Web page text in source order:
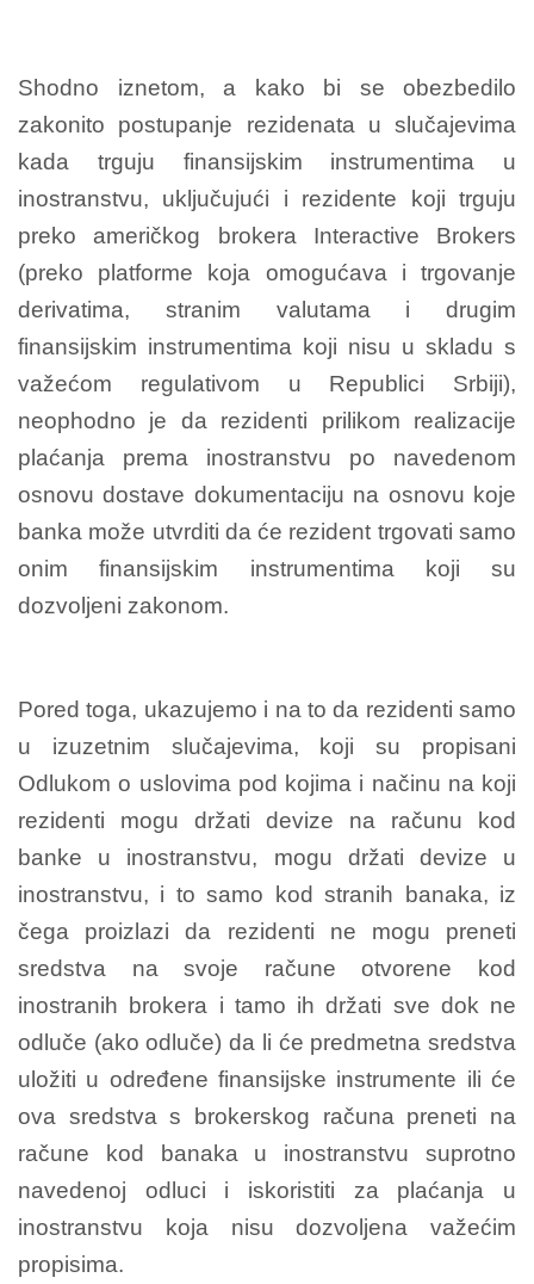
Shodno iznetom, a kako bi se obezbedilo
zakonito postupanje rezidenata u slučajevima
kada trguju finansijskim instrumentima u
inostranstvu, uključujući i rezidente koji trguju
preko američkog brokera Interactive Brokers
(preko platforme koja omogućava i trgovanje
derivatima, stranim valutama i drugim
finansijskim instrumentima koji nisu u skladu s
važećom regulativom u Republici Srbiji),
neophodno je da rezidenti prilikom realizacije
plaćanja prema inostranstvu po navedenom
osnovu dostave dokumentaciju na osnovu koje
banka može utvrditi da će rezident trgovati samo
onim finansijskim instrumentima koji su
dozvoljeni zakonom.
Pored toga, ukazujemo i na to da rezidenti samo
u izuzetnim slučajevima, koji su propisani
Odlukom o uslovima pod kojima i načinu na koji
rezidenti mogu držati devize na računu kod
banke u inostranstvu, mogu držati devize u
inostranstvu, i to samo kod stranih banaka, iz
čega proizlazi da rezidenti ne mogu preneti
sredstva na svoje račune otvorene kod
inostranih brokera i tamo ih držati sve dok ne
odluče (ako odluče) da li će predmetna sredstva
uložiti u određene finansijske instrumente ili će
ova sredstva s brokerskog računa preneti na
račune kod banaka u inostranstvu suprotno
navedenoj odluci i iskoristiti za plaćanja u
inostranstvu koja nisu dozvoljena važećim
propisima.